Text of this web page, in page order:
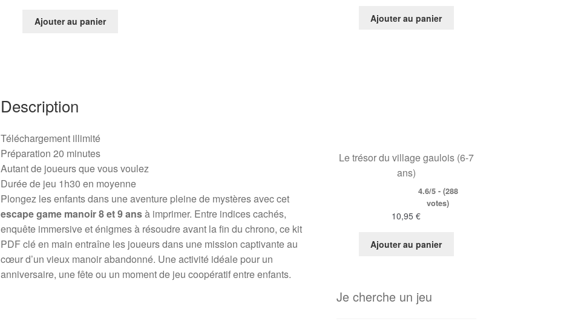
Ajouter au panier
Description
Téléchargement illimité
Préparation 20 minutes
Autant de joueurs que vous voulez
Durée de jeu 1h30 en moyenne
Plongez les enfants dans une aventure pleine de mystères avec cet
escape game manoir 8 et 9 ansà imprimer. Entre indices cachés,
enquête immersive et énigmes à résoudre avant la fin du chrono, ce kit
PDF clé en main entraîne les joueurs dans une mission captivante au
cœur d’un vieux manoir abandonné. Une activité idéale pour un
anniversaire, une fête ou un moment de jeu coopératif entre enfants.
Ajouter au panier
Le trésor du village gaulois (6-7
ans)
4.6/5 - (288
votes)
10,95€
Ajouter au panier
Je cherche un jeu